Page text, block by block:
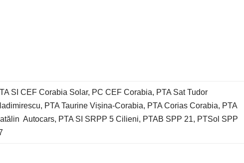
SI CEF Corabia Solar, PC CEF Corabia, PTA Sat Tudor
PTA Taurine Vișina-Corabia, PTA Corias Corabia, PTA
Autocars, PTA SI SRPP 5 Cilieni, PTAB SPP 21, PTSol SPP